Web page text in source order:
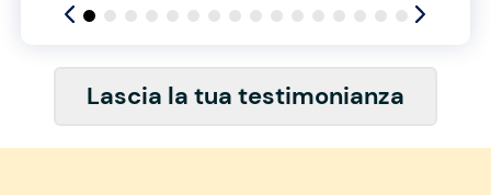
Lascia la tua testimonianza